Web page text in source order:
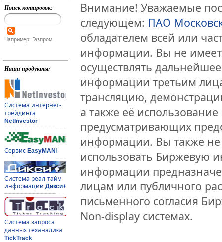
Поиск котировок:
Например: Газпром
Наши продукты:
Система интернет-
трейдинга
NetInvestor
Сервис EasyMANi
Система реал-тайм
информации Дикси+
Система запроса
данных теханализа
TickTrack
Внимание! Уважаемые
следующем: ПАО
обладателем всей или
информации. Вы не
осуществлять
информации третьим
трансляцию,
а также её
предусматривающих
информации. Вы также не
использовать Биржевую
информации
лицам или публичного
письменного согласия
Non-display системах.